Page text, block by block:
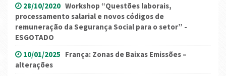
28/10/2020 Workshop “Questões laborais,
processamento salarial e novos códigos de
remuneração da Segurança Social para o setor” -
ESGOTADO
10/01/2025 França: Zonas de Baixas Emissões –
alterações